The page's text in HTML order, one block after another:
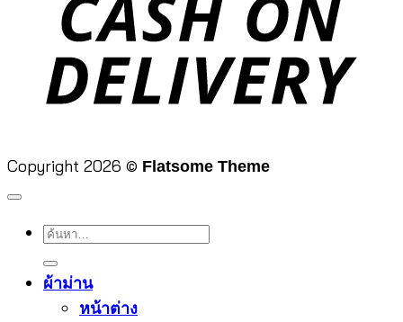
Copyright 2026 © Flatsome Theme
ค้นหา:
ผ้าม่าน
หน้าต่าง